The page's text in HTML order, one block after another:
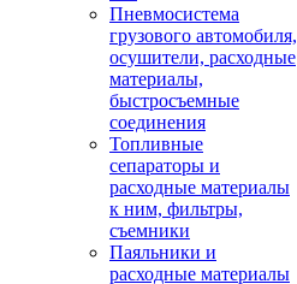
Пневмосистема
грузового автомобиля,
осушители, расходные
материалы,
быстросъемные
соединения
Топливные
сепараторы и
расходные материалы
к ним, фильтры,
съемники
Паяльники и
расходные материалы